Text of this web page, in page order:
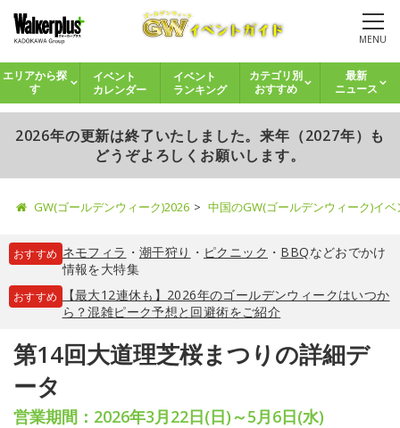
MENU
エリアから探
す
イベント
カレンダー
イベント
ランキング
カテゴリ別
おすすめ
最新
ニュース
2026年の更新は終了いたしました。来年（2027年）も
どうぞよろしくお願いします。
GW(ゴールデンウィーク)2026 中国のGW(ゴールデンウィーク)イ
おすすめ ネモフィラ ・ 潮干狩り ・ ピクニック ・ BBQなどおでかけ
情報を大特集
おすすめ
【最大12連休も】2026年のゴールデンウィークはいつか
ら？混雑ピーク予想と回避術をご紹介
第14回大道理芝桜まつりの詳細デ
ータ
営業期間：2026年3月22日(日)～5月6日(水)